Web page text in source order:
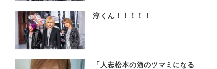
淳くん！！！！！
「人志松本の酒のツマミになる